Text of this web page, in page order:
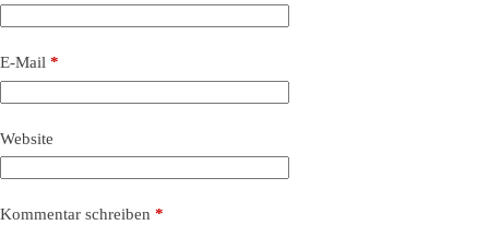
E-Mail *
Website
Kommentar schreiben *